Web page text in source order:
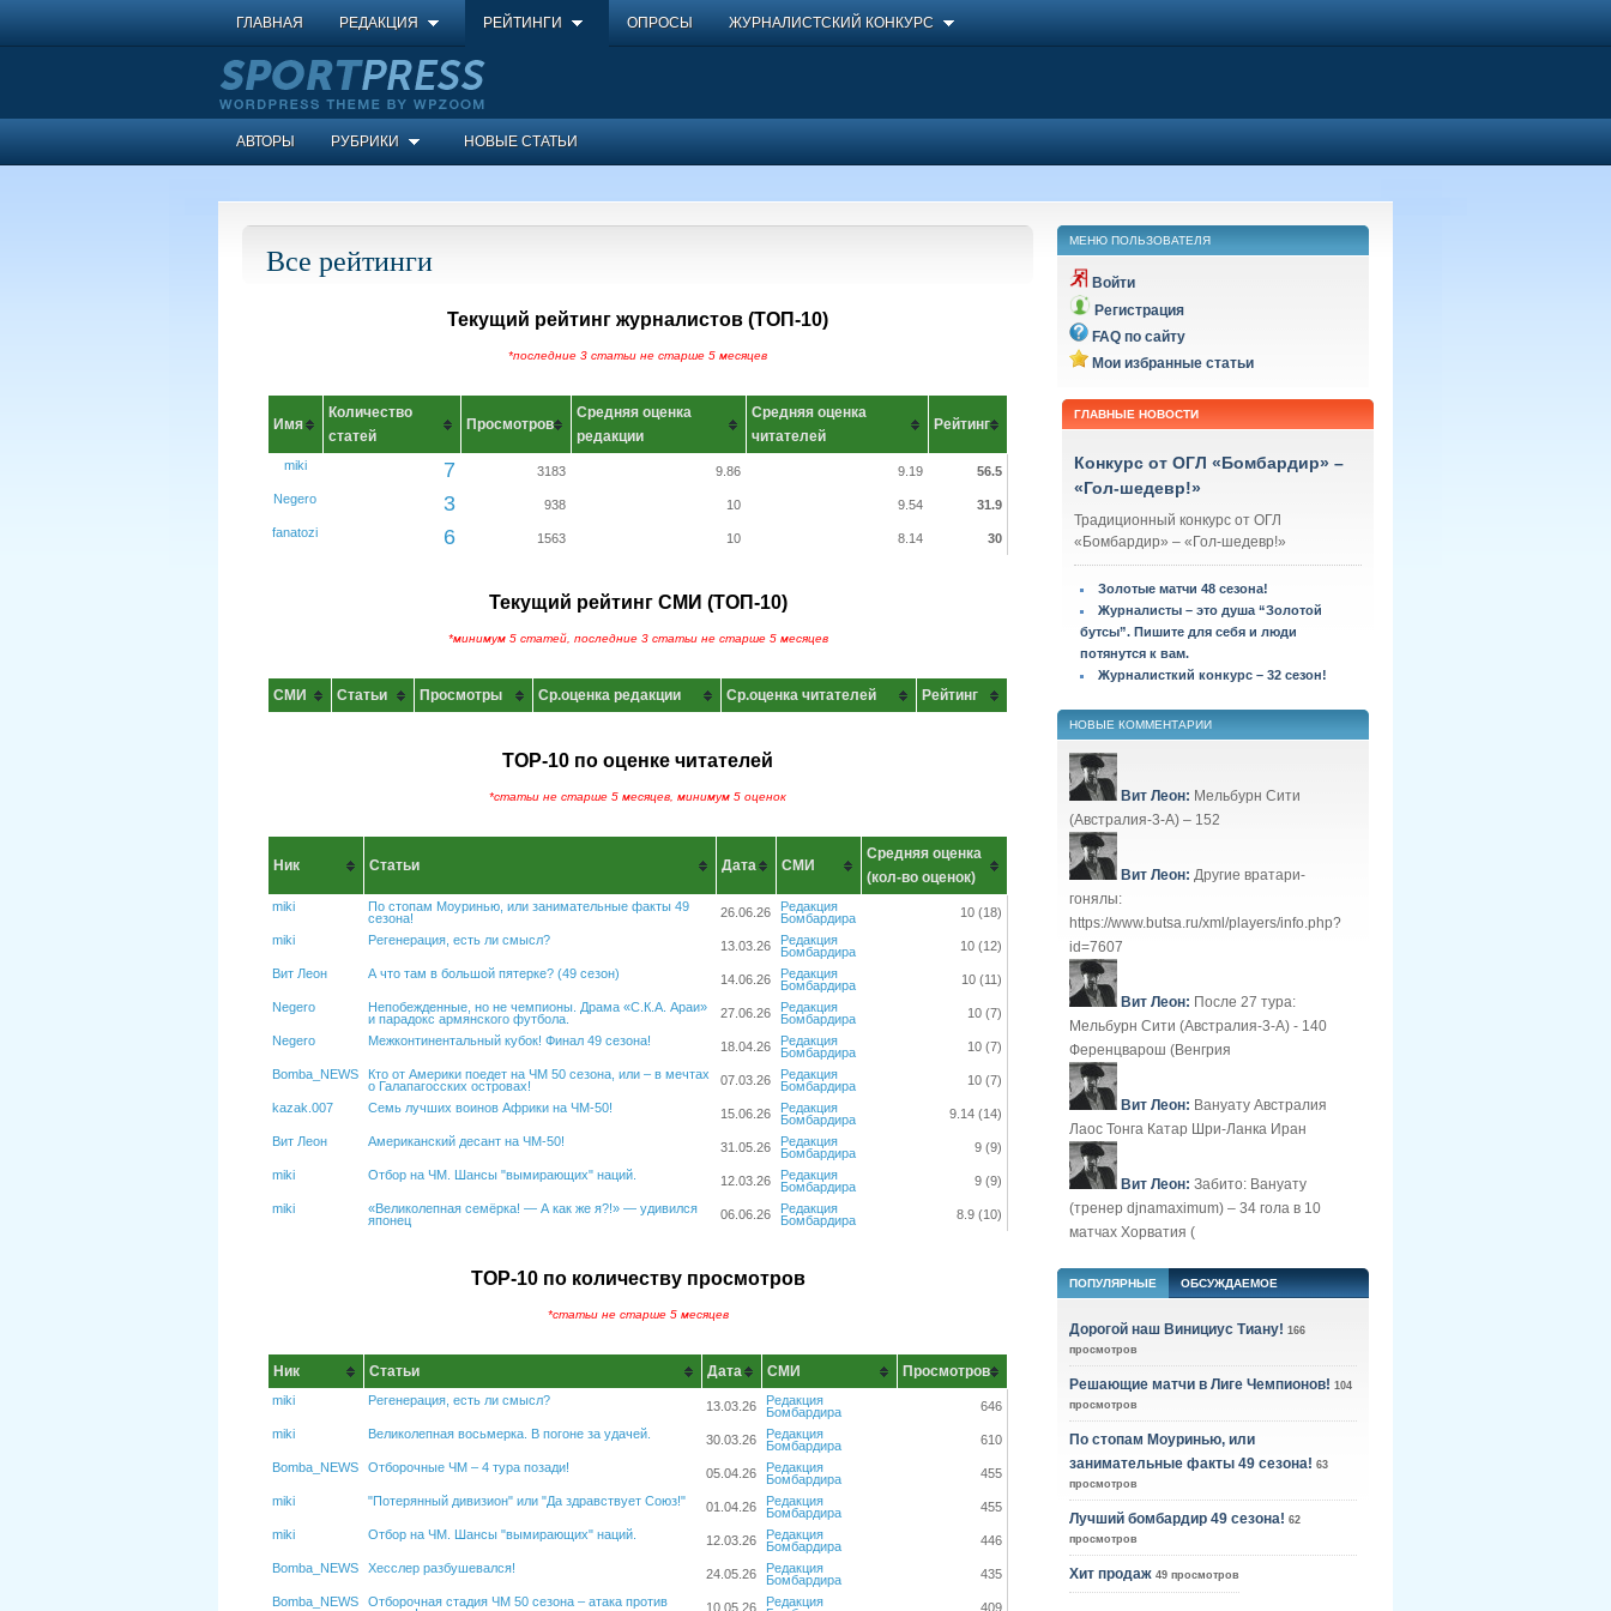
ГЛАВНАЯ РЕДАКЦИЯ РЕЙТИНГИ ОПРОСЫ ЖУРНАЛИСТСКИЙ КОНКУРС
АВТОРЫ РУБРИКИ НОВЫЕ СТАТЬИ
Все рейтинги
Текущий рейтинг журналистов (ТОП-10)
*последние 3 статьи не старше 5 месяцев
Имя
Количество
статей
Просмотров
Средняя оценка
редакции
Средняя оценка
читателей
Рейтинг
miki 7 3183 9.86 9.19
56.5
Negero
3 938 10 9.54
31.9
fanatozi
6 1563 10 8.14 30
Текущий рейтинг СМИ (ТОП-10)
*минимум 5 статей, последние 3 статьи не старше 5 месяцев
СМИ Cтатьи Просмотры Ср.оценка редакции Ср.оценка читателей Рейтинг
ТОР-10 по оценке читателей
*статьи не старше 5 месяцев, минимум 5 оценок
Ник Статьи Дата СМИ
Средняя оценка
(кол-во оценок)
miki
По стопам Моуринью, или занимательные факты 49
сезона!
26.06.26
Редакция
Бомбардира
10 (18)
miki
Регенерация, есть ли смысл? 13.03.26
Редакция
Бомбардира
10 (12)
Вит Леон
А что там в большой пятерке? (49 сезон) 14.06.26
Редакция
Бомбардира
10 (11)
Negero
Непобежденные, но не чемпионы. Драма «С.К.А. Араи»
и парадокс армянского футбола.
27.06.26
Редакция
Бомбардира
10 (7)
Negero
Межконтинентальный кубок! Финал 49 сезона! 18.04.26
Редакция
Бомбардира
10 (7)
Bomba_NEWS
Кто от Америки поедет на ЧМ 50 сезона, или – в мечтах
о Галапагосских островах!
07.03.26
Редакция
Бомбардира
10 (7)
kazak.007
Семь лучших воинов Африки на ЧМ-50! 15.06.26
Редакция
Бомбардира
9.14 (14)
Вит Леон
Американский десант на ЧМ-50! 31.05.26
Редакция
Бомбардира
9 (9)
miki
Отбор на ЧМ. Шансы "вымирающих" наций. 12.03.26
Редакция
Бомбардира
9 (9)
miki
«Великолепная семёрка! — А как же я?!» — удивился
японец
06.06.26
Редакция
Бомбардира
8.9 (10)
ТОР-10 по количеству просмотров
*статьи не старше 5 месяцев
Ник Статьи Дата СМИ Просмотров
miki Регенерация, есть ли смысл? 13.03.26
Редакция
Бомбардира
646
miki
Великолепная восьмерка. В погоне за удачей. 30.03.26
Редакция
Бомбардира
610
Bomba_NEWS
Отборочные ЧМ – 4 тура позади! 05.04.26
Редакция
Бомбардира
455
miki
"Потерянный дивизион" или "Да здравствует Союз!" 01.04.26
Редакция
Бомбардира
455
miki
Отбор на ЧМ. Шансы "вымирающих" наций. 12.03.26
Редакция
Бомбардира
446
Bomba_NEWS
Хесслер разбушевался! 24.05.26
Редакция
Бомбардира
435
Bomba_NEWS
Отборочная стадия ЧМ 50 сезона – атака против
10.05.26
Редакция
409
МЕНЮ ПОЛЬЗОВАТЕЛЯ
Войти
Регистрация
FAQ по сайту
Мои избранные статьи
ГЛАВНЫЕ НОВОСТИ
Конкурс от ОГЛ «Бомбардир» –
«Гол-шедевр!»
Традиционный конкурс от ОГЛ
«Бомбардир» – «Гол-шедевр!»
Золотые матчи 48 сезона!
Журналисты – это душа “Золотой
бутсы”. Пишите для себя и люди
потянутся к вам.
Журналисткий конкурс – 32 сезон!
НОВЫЕ КОММЕНТАРИИ
Вит Леон: Мельбурн Сити
(Австралия-3-А) – 152
Вит Леон: Другие вратари-
гонялы:
https://www.butsa.ru/xml/players/info.php?
id=7607
Вит Леон: После 27 тура:
Мельбурн Сити (Австралия-3-А) - 140
Ференцварош (Венгрия
Вит Леон: Вануату Австралия
Лаос Тонга Катар Шри-Ланка Иран
Вит Леон: Забито: Вануату
(тренер djnamaximum) – 34 гола в 10
матчах Хорватия (
ПОПУЛЯРНЫЕ ОБСУЖДАЕМОЕ
Дорогой наш Винициус Тиану! 166
просмотров
Решающие матчи в Лиге Чемпионов! 104
просмотров
По стопам Моуринью, или
занимательные факты 49 сезона! 63
просмотров
Лучший бомбардир 49 сезона! 62
просмотров
Хит продаж 49 просмотров